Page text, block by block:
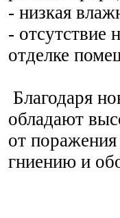
- низкая
- отсутствие
отделке
Благодаря
обладают
от
гниению и